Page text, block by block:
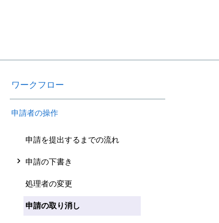
ワークフロー
申請者の操作
申請を提出するまでの流れ
申請の下書き
処理者の変更
申請の取り消し